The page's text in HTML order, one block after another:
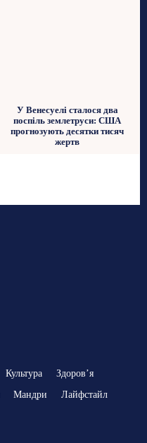
У Венесуелі сталося два
поспіль землетруси: США
прогнозують десятки тисяч
жертв
Культура
Здоровʼя
Мандри
Лайфстайл